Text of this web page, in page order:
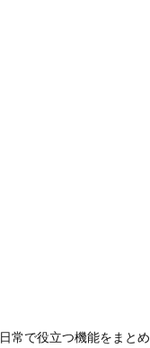
常で役立つ機能をまと